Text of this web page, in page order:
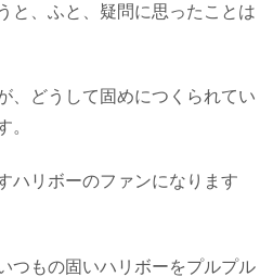
と、ふと、疑問に思ったことは
、どうして固めにつくられてい
。
ハリボーのファンになります
つもの固いハリボーをプルプル